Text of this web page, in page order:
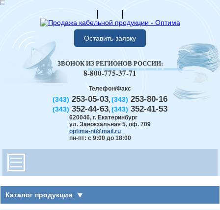
Оставить заявку
Телефон/Факс
(343) 253-05-03, (343) 253-80-16
(343) 352-44-63, (343) 352-41-53
620046, г. Екатеринбург
ул. Завокзальная 5, оф. 709
optima-nt@mail.ru
пн-пт: с 9:00 до 18:00
ЗВОНОК ИЗ РЕГИОНОВ РОССИИ:
8-800-775-37-71
Каталог продукции